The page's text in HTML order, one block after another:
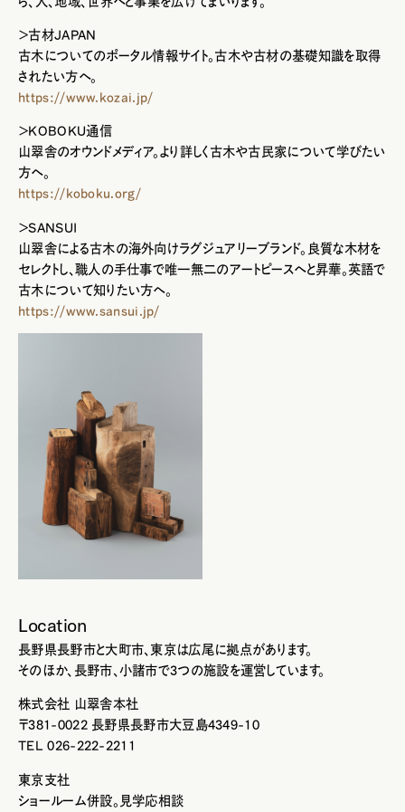
＞古材JAPAN
古木についてのポータル情報サイト。古木や古材の基礎知識を取得
されたい方へ。
https://www.kozai.jp/
＞KOBOKU通信
山翠舎のオウンドメディア。より詳しく古木や古民家について学びたい
方へ。
https://koboku.org/
＞SANSUI
山翠舎による古木の海外向けラグジュアリーブランド。良質な木材を
セレクトし、職人の手仕事で唯一無二のアートピースへと昇華。英語で
古木について知りたい方へ。
https://www.sansui.jp/
Location
長野県長野市と大町市、東京は広尾に拠点があります。
そのほか、長野市、小諸市で3つの施設を運営しています。
株式会社 山翠舎本社
〒381-0022 長野県長野市大豆島4349-10
TEL 026-222-2211
東京支社
ショールーム併設。見学応相談